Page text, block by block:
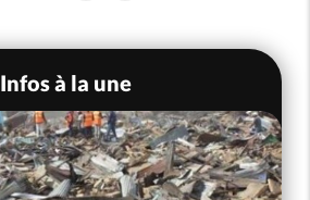
Infos à la une